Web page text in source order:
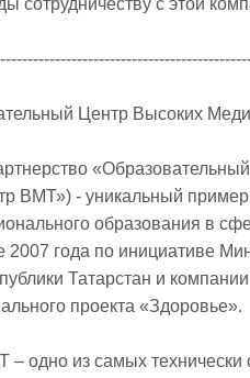
сотрудничеству с этой
Центр Высоких
ВМТ») - уникальный пример
образования в
2007 года по инициативе
Татарстан и
проекта «Здоровье».
одно из самых